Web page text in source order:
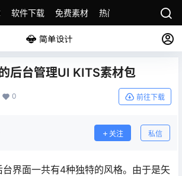
软件下载 免费素材 热门素材分类 版权
后台管理UI KITS素材包
0 前往下载
关注 私信
界面一共有4种独特的风格。由于是矢